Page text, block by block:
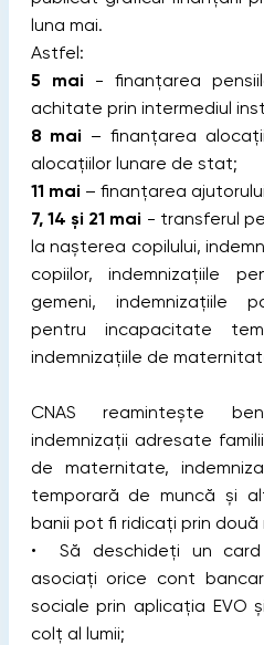
luna mai.
Astfel:
5 mai - finanțarea
achitate prin intermediul
8 mai – finanțarea
alocațiilor lunare de stat;
11 mai – finanțarea
7, 14 și 21 mai - transferul
la nașterea copilului,
copiilor, indemnizațiile
gemeni, indemnizațiile
pentru incapacitate
indemnizațiile de
CNAS reamintește
indemnizații adresate
de maternitate,
temporară de muncă și
banii pot fi ridicați prin
• Să deschideți un
asociați orice cont
sociale prin aplicația EVO
colț al lumii;